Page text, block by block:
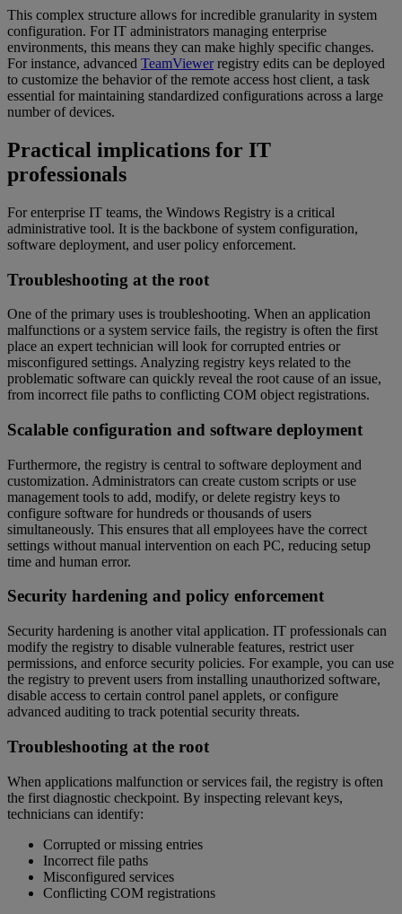
This complex structure allows for incredible granularity in system
configuration. For IT administrators managing enterprise
environments, this means they can make highly specific changes.
For instance, advanced TeamViewerregistry edits can be deployed
to customize the behavior of the remote access host client, a task
essential for maintaining standardized configurations across a large
number of devices.
Practical implications for IT
professionals
For enterprise IT teams, the Windows Registry is a critical
administrative tool. It is the backbone of system configuration,
software deployment, and user policy enforcement.
Troubleshooting at the root
One of the primary uses is troubleshooting. When an application
malfunctions or a system service fails, the registry is often the first
place an expert technician will look for corrupted entries or
misconfigured settings. Analyzing registry keys related to the
problematic software can quickly reveal the root cause of an issue,
from incorrect file paths to conflicting COM object registrations.
Scalable configuration and software deployment
Furthermore, the registry is central to software deployment and
customization. Administrators can create custom scripts or use
management tools to add, modify, or delete registry keys to
configure software for hundreds or thousands of users
simultaneously. This ensures that all employees have the correct
settings without manual intervention on each PC, reducing setup
time and human error.
Security hardening and policy enforcement
Security hardening is another vital application. IT professionals can
modify the registry to disable vulnerable features, restrict user
permissions, and enforce security policies. For example, you can use
the registry to prevent users from installing unauthorized software,
disable access to certain control panel applets, or configure
advanced auditing to track potential security threats.
Troubleshooting at the root
When applications malfunction or services fail, the registry is often
the first diagnostic checkpoint. By inspecting relevant keys,
technicians can identify:
Corrupted or missing entries
Incorrect file paths
Misconfigured services
Conflicting COM registrations